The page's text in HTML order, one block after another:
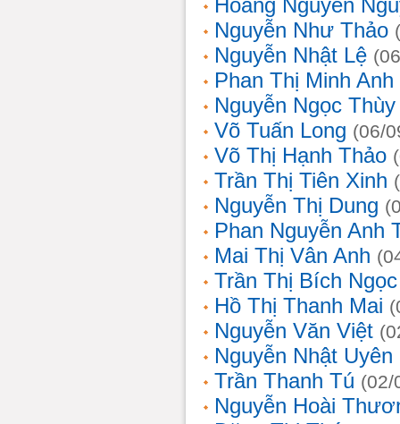
Hoàng Nguyễn
Nguyễn Như Thảo
Nguyễn Nhật Lệ
Phan Thị Minh Anh
Nguyễn Ngọc
Võ Tuấn Long (06/
Võ Thị Hạnh Thảo
Trần Thị Tiên Xinh
Nguyễn Thị Dung
Phan Nguyễn Anh
Mai Thị Vân Anh
Trần Thị Bích Ngọc
Hồ Thị Thanh Mai
Nguyễn Văn Việt
Nguyễn Nhật Uyên
Trần Thanh Tú (02/
Nguyễn Hoài